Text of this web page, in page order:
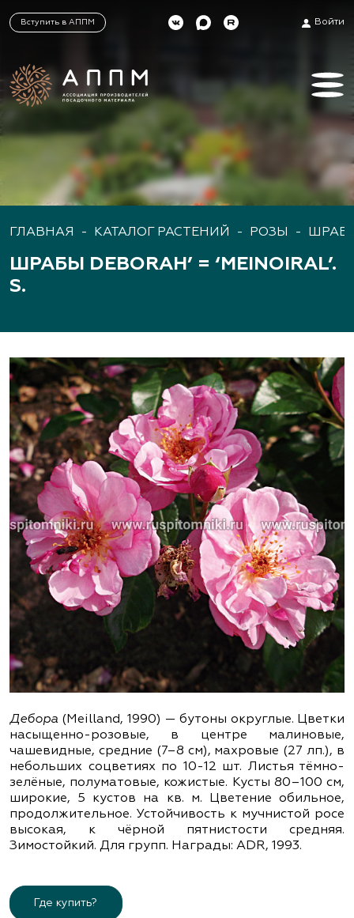
Вступить в АППМ Войти
ГЛАВНАЯ - КАТАЛОГ РАСТЕНИЙ - РОЗЫ -
ШРАБЫ DEBORAH’ = ‘MEINOIRAL’.
S.
Дебора (Meilland, 1990) — бутоны округлые. Цветки
насыщенно-розовые, в центре малиновые,
чашевидные, средние (7–8 см), махровые (27 лп.), в
небольших соцветиях по 10-12 шт. Листья тёмно-
зелёные, полуматовые, кожистые. Кусты 80–100 см,
широкие, 5 кустов на кв. м. Цветение обильное,
продолжительное. Устойчивость к мучнистой росе
высокая, к чёрной пятнистости средняя.
Зимостойкий. Для групп. Награды: ADR, 1993.
Где купить?